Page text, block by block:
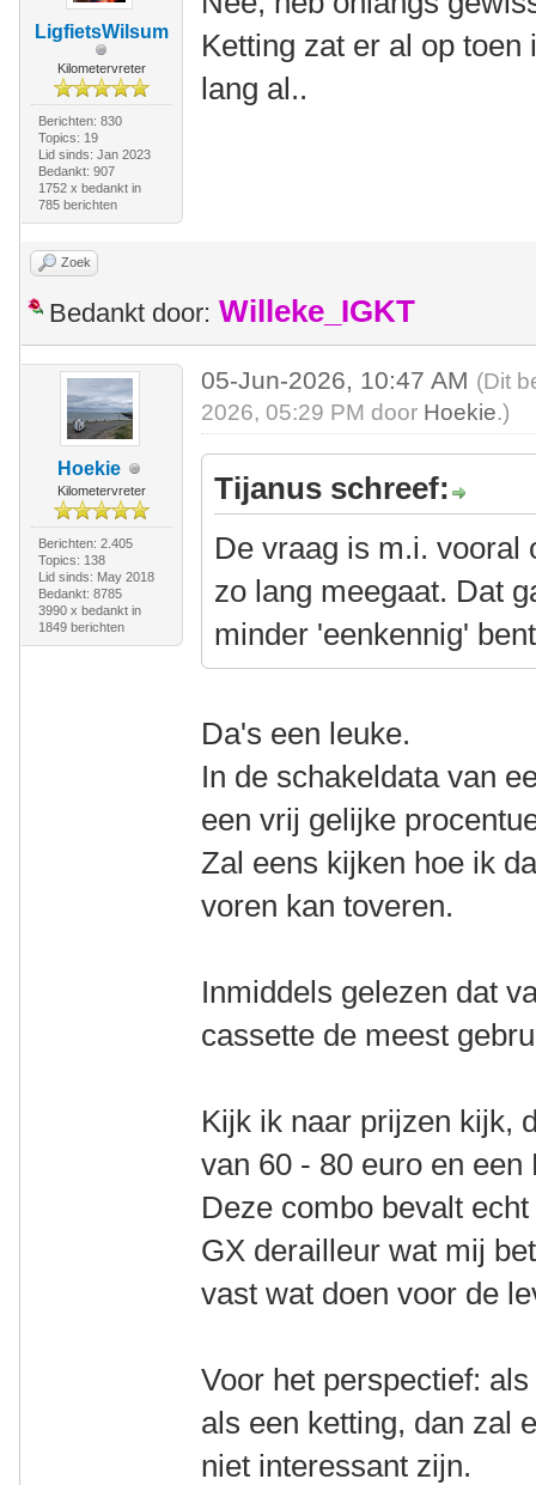
LigfietsWilsum
Kilometervreter
Berichten: 830
Topics: 19
Lid sinds: Jan 2023
Bedankt: 907
1752 x bedankt in
785 berichten
Ketting zat er al op
lang al..
Zoek
Bedankt door: Willeke_IGKT
Hoekie
Kilometervreter
Berichten: 2.405
Topics: 138
Lid sinds: May 2018
Bedankt: 8785
3990 x bedankt in
1849 berichten
05-Jun-2026, 10:47 AM (Dit
2026, 05:29 PM door Hoekie.)
Tijanus schreef:
De vraag is m.i. vooral
zo lang meegaat. Dat
minder 'eenkennig'
Da's een leuke.
In de schakeldata van
een vrij gelijke
Zal eens kijken hoe ik
voren kan toveren.
Inmiddels gelezen dat
cassette de meest
Kijk ik naar prijzen kijk,
van 60 - 80 euro en
Deze combo bevalt
GX derailleur wat mij
vast wat doen voor de
Voor het perspectief:
als een ketting, dan zal
niet interessant zijn.